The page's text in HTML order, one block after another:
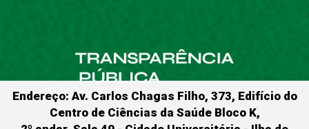
Endereço: Av. Carlos Chagas Filho, 373, Edifício do
Centro de Ciências da Saúde Bloco K,